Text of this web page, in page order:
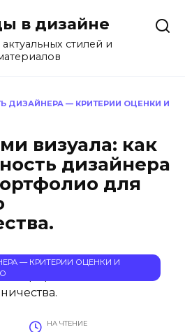
в дизайне
стилей и
ДИЗАЙНЕРА — КРИТЕРИИ ОЦЕНКИ И
визуала: как
дизайнера
для
— КРИТЕРИИ ОЦЕНКИ И
НА ЧТЕНИЕ